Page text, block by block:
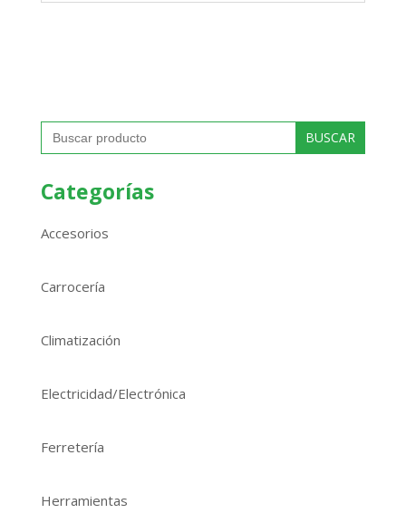
Buscar:
Categorías
Accesorios
Carrocería
Climatización
Electricidad/Electrónica
Ferretería
Herramientas